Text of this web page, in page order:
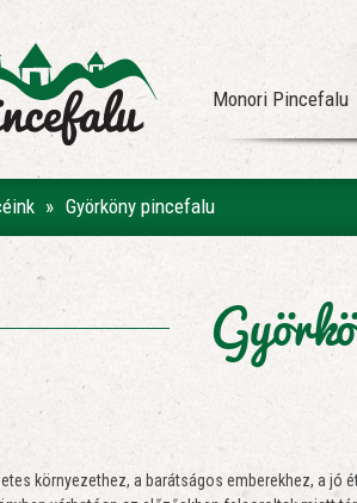
Monori Pincefalu
Györköny pincefalu
környezethez, a barátságos emberekhez, a jó